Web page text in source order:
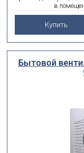
в
Купить
Бытовой